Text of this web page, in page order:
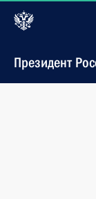
Президент